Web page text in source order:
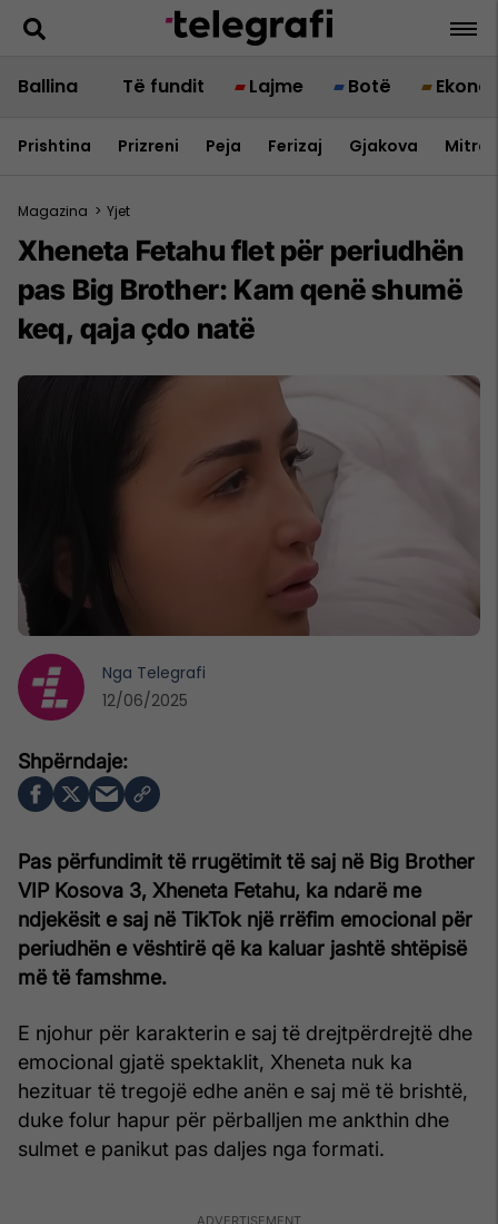
Ballina Të fundit Lajme Botë
Prishtina Prizreni Peja Ferizaj Gjakova
Magazina > Yjet
Xheneta Fetahu flet për periudhën
pas Big Brother: Kam qenë shumë
keq, qaja çdo natë
Pas përfundimit të rrugëtimit të saj në Big Brother
VIP Kosova 3, Xheneta Fetahu, ka ndarë me
ndjekësit e saj në TikTok një rrëfim emocional për
periudhën e vështirë që ka kaluar jashtë shtëpisë
më të famshme.
E njohur për karakterin e saj të drejtpërdrejtë dhe
emocional gjatë spektaklit, Xheneta nuk ka
hezituar të tregojë edhe anën e saj më të brishtë,
duke folur hapur për përballjen me ankthin dhe
sulmet e panikut pas daljes nga formati.
Nga Telegrafi
12/06/2025